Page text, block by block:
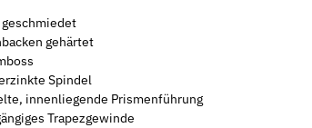
geschmiedet
gehärtet
Spindel
innenliegende Prismenführung
Trapezgewinde